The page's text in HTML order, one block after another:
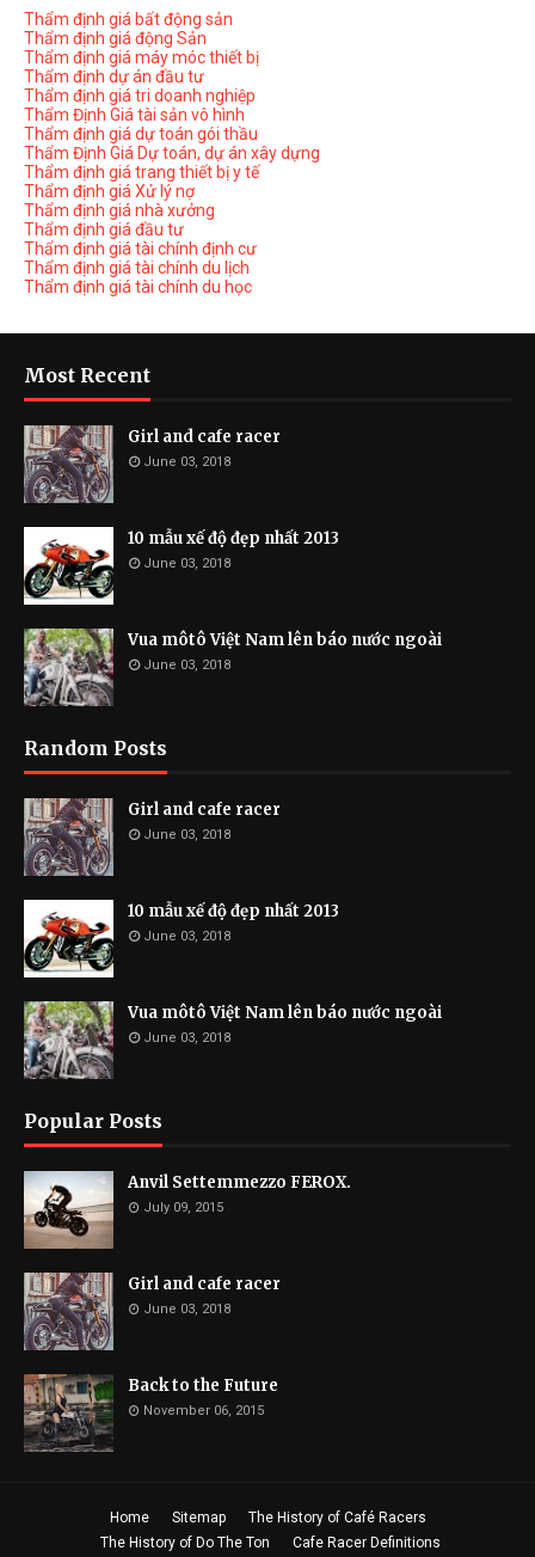
Thẩm định giá bất động sản
Thẩm định giá động Sản
Thẩm định giá máy móc thiết bị
Thẩm định dự án đầu tư
Thẩm định giá tri doanh nghiệp
Thẩm Định Giá tài sản vô hình
Thẩm định giá dự toán gói thầu
Thẩm Định Giá Dự toán, dự án xây dựng
Thẩm định giá trang thiết bị y tế
Thẩm định giá Xử lý nợ
Thẩm định giá nhà xưởng
Thẩm định giá đầu tư
Thẩm định giá tài chính định cư
Thẩm định giá tài chính du lịch
Thẩm định giá tài chính du học
Most Recent
Girl and cafe racer
June 03, 2018
10 mẫu xế độ đẹp nhất 2013
June 03, 2018
Vua môtô Việt Nam lên báo nước ngoài
June 03, 2018
Random Posts
Girl and cafe racer
June 03, 2018
10 mẫu xế độ đẹp nhất 2013
June 03, 2018
Vua môtô Việt Nam lên báo nước ngoài
June 03, 2018
Popular Posts
Anvil Settemmezzo FEROX.
July 09, 2015
Girl and cafe racer
June 03, 2018
Back to the Future
November 06, 2015
Home Sitemap
The History of Café Racers
The History of Do The Ton
Cafe Racer Definitions